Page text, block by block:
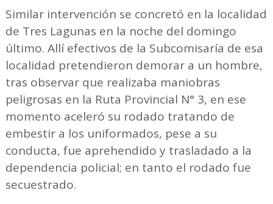
Similar intervención se concretó en la localidad
de Tres Lagunas en la noche del domingo
último. Allí efectivos de la Subcomisaría de esa
localidad pretendieron demorar a un hombre,
tras observar que realizaba maniobras
peligrosas en la Ruta Provincial N° 3, en ese
momento aceleró su rodado tratando de
embestir a los uniformados, pese a su
conducta, fue aprehendido y trasladado a la
dependencia policial; en tanto el rodado fue
secuestrado.